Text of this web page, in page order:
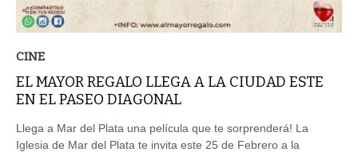
CINE
EL MAYOR REGALO LLEGA A LA CIUDAD ESTE
EN EL PASEO DIAGONAL
Llega a Mar del Plata una película que te sorprenderá! La
Iglesia de Mar del Plata te invita este 25 de Febrero a la